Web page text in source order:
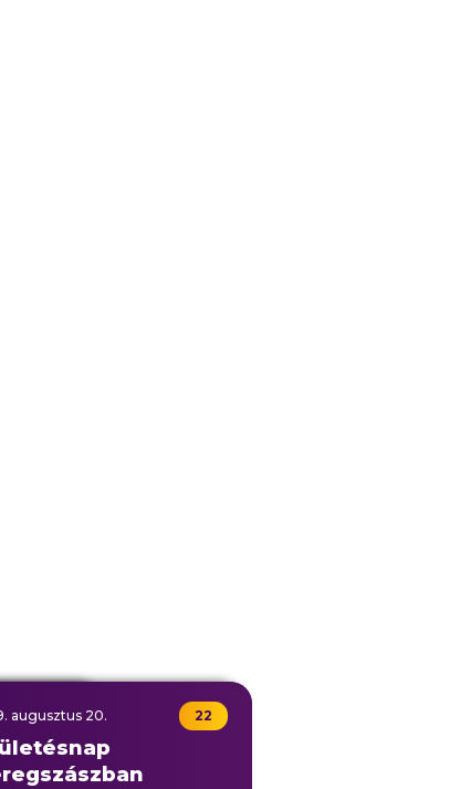
11
új
augusztus 20. 22